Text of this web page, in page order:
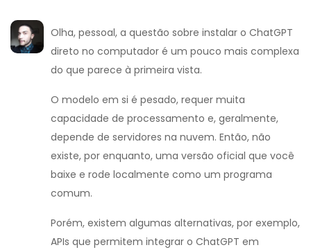
Olha, pessoal, a questão sobre instalar o ChatGPT
direto no computador é um pouco mais complexa
do que parece à primeira vista.
O modelo em si é pesado, requer muita
capacidade de processamento e, geralmente,
depende de servidores na nuvem. Então, não
existe, por enquanto, uma versão oficial que você
baixe e rode localmente como um programa
comum.
Porém, existem algumas alternativas, por exemplo,
APIs que permitem integrar o ChatGPT em